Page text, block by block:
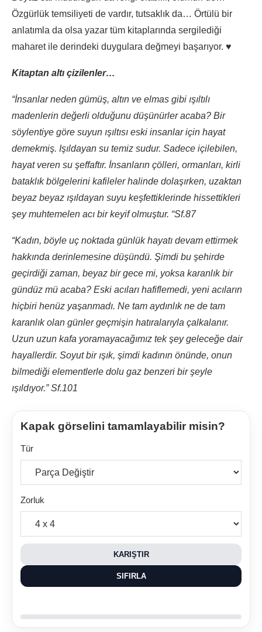
Özgürlük temsiliyeti de vardır, tutsaklık da… Örtülü bir
anlatımla da olsa yazar tüm kitaplarında sergilediği
maharet ile derindeki duygulara değmeyi başarıyor. ♥️
Kitaptan altı çizilenler…
“İnsanlar neden gümüş, altın ve elmas gibi ışıltılı
madenlerin değerli olduğunu düşünürler acaba? Bir
söylentiye göre suyun ışıltısı eski insanlar için hayat
demekmiş. Işıldayan su temiz sudur. Sadece içilebilen,
hayat veren su şeffaftır. İnsanların çölleri, ormanları, kirli
bataklık bölgelerini kafileler halinde dolaşırken, uzaktan
beyaz beyaz ışıldayan suyu keşfettiklerinde hissettikleri
şey muhtemelen acı bir keyif olmuştur. “Sf.87
“Kadın, böyle uç noktada günlük hayatı devam ettirmek
hakkında derinlemesine düşündü. Şimdi bu şehirde
geçirdiği zaman, beyaz bir gece mi, yoksa karanlık bir
gündüz mü acaba? Eski acıları hafiflemedi, yeni acıların
hiçbiri henüz yaşanmadı. Ne tam aydınlık ne de tam
karanlık olan günler geçmişin hatıralarıyla çalkalanır.
Uzun uzun kafa yoramayacağımız tek şey geleceğe dair
hayallerdir. Soyut bir ışık, şimdi kadının önünde, onun
bilmediği elementlerle dolu gaz benzeri bir şeyle
ışıldıyor.” Sf.101
Kapak görselini tamamlayabilir misin?
Tür
Zorluk
KARIŞTIR
SIFIRLA